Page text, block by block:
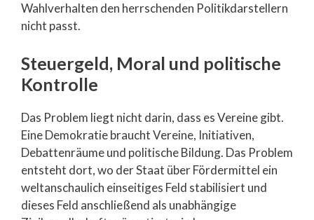
Wahlverhalten den herrschenden Politikdarstellern
nicht passt.
Steuergeld, Moral und politische
Kontrolle
Das Problem liegt nicht darin, dass es Vereine gibt.
Eine Demokratie braucht Vereine, Initiativen,
Debattenräume und politische Bildung. Das Problem
entsteht dort, wo der Staat über Fördermittel ein
weltanschaulich einseitiges Feld stabilisiert und
dieses Feld anschließend als unabhängige